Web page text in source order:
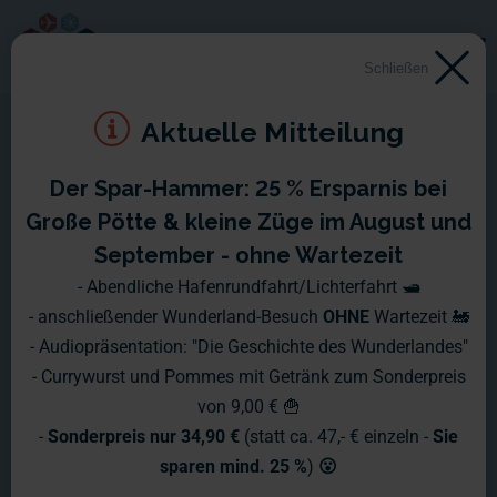
Schließen
Aktuelle Mitteilung
Der Spar-Hammer: 25 % Ersparnis bei
Große Pötte & kleine Züge im August und
September - ohne Wartezeit
- Abendliche Hafenrundfahrt/Lichterfahrt 🛥️
- anschließender Wunderland-Besuch OHNE Wartezeit 🚂
- Audiopräsentation: "Die Geschichte des Wunderlandes"
- Currywurst und Pommes mit Getränk zum Sonderpreis
von 9,00 € 🍟
- Sonderpreis nur 34,90 € (statt ca. 47,- € einzeln - Sie
sparen mind. 25 %) 😮